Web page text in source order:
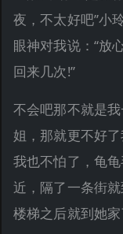
夜，不太好吧”小
眼神对我说：“放
回来几次!”
不会吧那不就是我
姐，那就更不好
我也不怕了，龟
近，隔了一条街
楼梯之后就到她家